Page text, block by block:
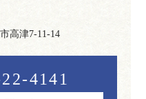
高津7-11-14
4141